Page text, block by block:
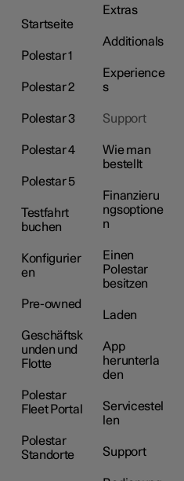
Startseite
Polestar 1
Polestar 2
Polestar 3
Polestar 4
Polestar 5
Testfahrt
buchen
Konfigurier
en
Pre-owned
Geschäftsk
unden und
Flotte
Polestar
Fleet Portal
Polestar
Standorte
Extras
Additionals
Experience
s
Support
Wie man
bestellt
Finanzieru
ngsoptione
n
Einen
Polestar
besitzen
Laden
App
herunterla
den
Servicestel
len
Support